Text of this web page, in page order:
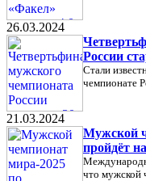
26.03.2024
России
Стали
чемпионате
21.03.2024
Мужской
пройдёт
что мужской